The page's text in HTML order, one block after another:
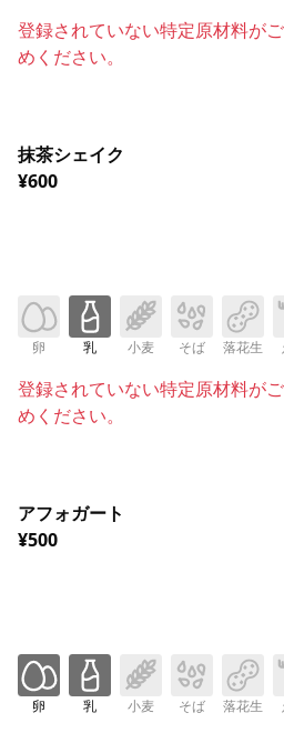
登録されていない特定原材料が
めください。
抹茶シェイク
¥600
卵 乳 小麦 そば 落花生
登録されていない特定原材料が
めください。
アフォガート
¥500
卵 乳 小麦 そば 落花生